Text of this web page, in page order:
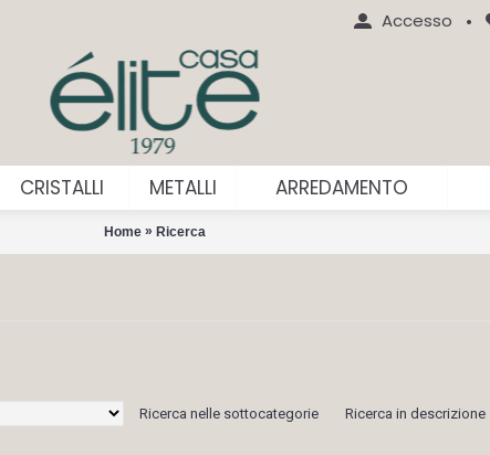
Accesso •
CRISTALLI METALLI ARREDAMENTO
Home » Ricerca
Ricerca nelle sottocategorie
Ricerca in descrizione